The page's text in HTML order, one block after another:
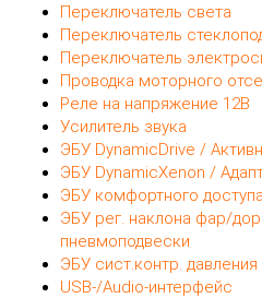
Переключатель света
Переключатель
Переключатель
Проводка моторного
Реле на напряжение 12В
Усилитель звука
ЭБУ DynamicDrive /
ЭБУ DynamicXenon /
ЭБУ комфортного доступа
ЭБУ рег. наклона фар/
пневмоподвески
ЭБУ сист.контр. давления
USB-/Audio-интерфейс